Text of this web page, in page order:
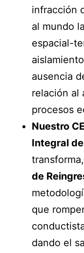
infracción
al mundo
espacial-
ausencia
relación al
procesos
Nuestro
Integral
transforma,
de
que
dando el